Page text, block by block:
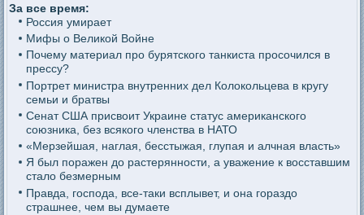
За все время:
Россия умирает
Мифы о Великой Войне
Почему материал про бурятского танкиста просочился в
прессу?
Портрет министра внутренних дел Колокольцева в кругу
семьи и братвы
Сенат США присвоит Украине статус американского
союзника, без всякого членства в НАТО
«Мерзейшая, наглая, бесстыжая, глупая и алчная власть»
Я был поражен до растерянности, а уважение к восставшим
стало безмерным
Правда, господа, все-таки всплывет, и она гораздо
страшнее, чем вы думаете